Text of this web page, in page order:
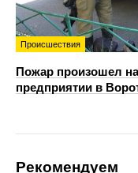
Происшествия
Пожар произошел
предприятии в
Рекомендуем